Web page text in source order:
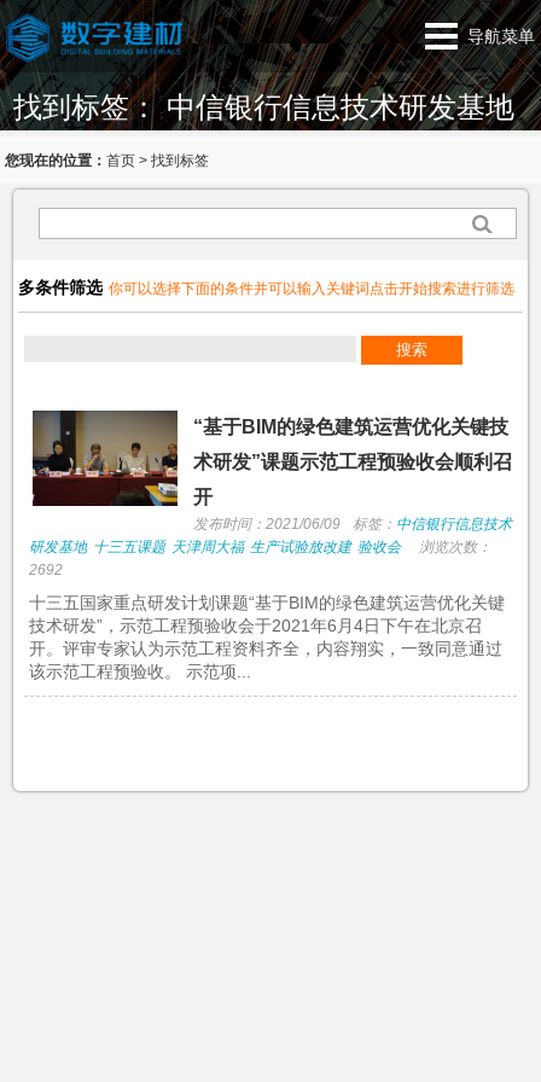
导航菜单
找到标签： 中信银行信息技术研发基地
您现在的位置：首页 >找到标签
多条件筛选 你可以选择下面的条件并可以输入关键词点击开始搜索进行筛选
“基于BIM的绿色建筑运营优化关键技
术研发”课题示范工程预验收会顺利召
开
发布时间：2021/06/09 标签： 中信银行信息技术
研发基地 十三五课题 天津周大福 生产试验放改建 验收会
浏览次数：
2692
十三五国家重点研发计划课题“基于BIM的绿色建筑运营优化关键
技术研发”，示范工程预验收会于2021年6月4日下午在北京召
开。评审专家认为示范工程资料齐全，内容翔实，一致同意通过
该示范工程预验收。 示范项...